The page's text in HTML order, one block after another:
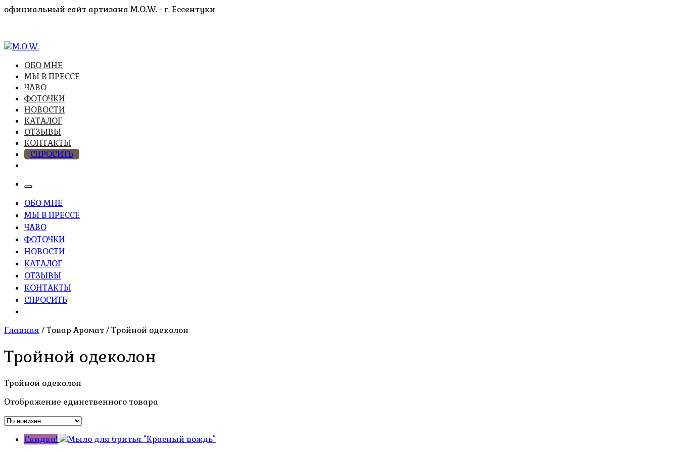
Перейти
официальный сайт артизана M.O.W. - г. Ессентуки
M.O.W.
высочайшее качество из натуральных компонентов
ОБО МНЕ
МЫ В ПРЕССЕ
ЧАВО
ФОТОЧКИ
НОВОСТИ
КАТАЛОГ
ОТЗЫВЫ
КОНТАКТЫ
СПРОСИТЬ
ОБО МНЕ
МЫ В ПРЕССЕ
ЧАВО
ФОТОЧКИ
НОВОСТИ
КАТАЛОГ
ОТЗЫВЫ
КОНТАКТЫ
СПРОСИТЬ
Главная / Товар Аромат / Тройной одеколон
Тройной одеколон
Тройной одеколон
Отображение единственного товара
Скидка!